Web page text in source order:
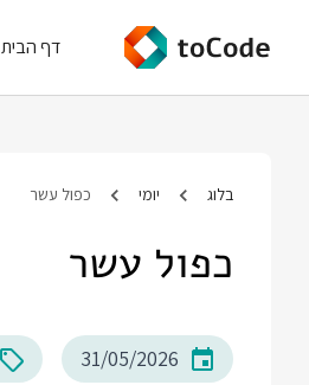
דף הבית
בלוג יומי כפול עשר
כפול עשר
31/05/2026